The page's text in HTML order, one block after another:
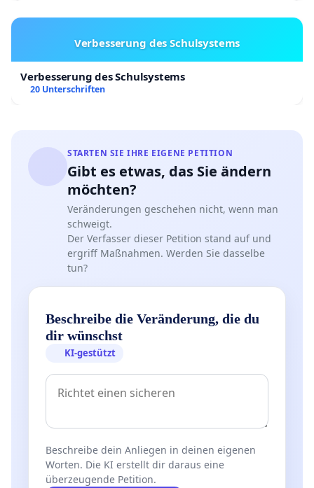
Verbesserung des Schulsystems
Verbesserung des Schulsystems
20 Unterschriften
STARTEN SIE IHRE EIGENE PETITION
Gibt es etwas, das Sie ändern
möchten?
Veränderungen geschehen nicht, wenn man
schweigt.
Der Verfasser dieser Petition stand auf und
ergriff Maßnahmen. Werden Sie dasselbe
tun?
Beschreibe die Veränderung, die du
dir wünschst
KI-gestützt
Beschreibe dein Anliegen in deinen eigenen
Worten. Die KI erstellt dir daraus eine
überzeugende Petition.